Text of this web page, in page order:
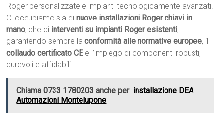
Roger personalizzate e impianti tecnologicamente avanzati.
Ci occupiamo sia dinuove installazioni Roger chiavi in
mano, che di interventi su impianti Roger esistenti,
garantendo sempre laconformità alle normative europee, il
collaudo certificato CEe l’impiego di componenti robusti,
durevoli e affidabili.
Chiama 0733 1780203 anche per installazione DEA
Automazioni Montelupone